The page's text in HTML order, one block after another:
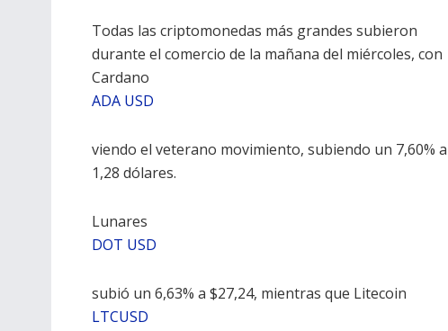
Todas las criptomonedas más grandes subieron
durante el comercio de la mañana del miércoles, con
Cardano
ADA USD
viendo el veterano movimiento, subiendo un 7,60% a
1,28 dólares.
Lunares
DOT USD
subió un 6,63% a $27,24, mientras que Litecoin
LTCUSD